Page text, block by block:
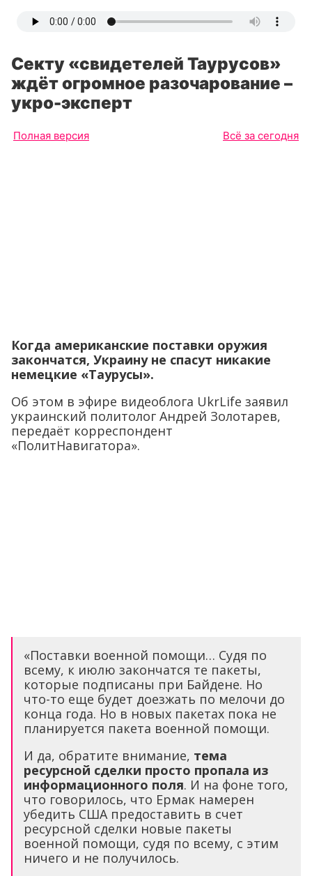
Секту «свидетелей Таурусов»
ждёт огромное разочарование –
укро-эксперт
Полная версия Всё за сегодня
Когда американские поставки оружия
закончатся, Украину не спасут никакие
немецкие «Таурусы».
Об этом в эфире видеоблога UkrLife заявил
украинский политолог Андрей Золотарев,
передаёт корреспондент
«ПолитНавигатора».
«Поставки военной помощи… Судя по
всему, к июлю закончатся те пакеты,
которые подписаны при Байдене. Но
что-то еще будет доезжать по мелочи до
конца года. Но в новых пакетах пока не
планируется пакета военной помощи.
И да, обратите внимание, тема
ресурсной сделки просто пропала из
информационного поля. И на фоне того,
что говорилось, что Ермак намерен
убедить США предоставить в счет
ресурсной сделки новые пакеты
военной помощи, судя по всему, с этим
ничего и не получилось.